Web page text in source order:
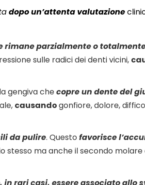
dopo un’attenta valutazione
rimane parzialmente o
sulle radici dei denti vicini,
gengivachecopre un dente del
causandogonfiore, dolore,
da pulire. Questofavorisce
stesso ma anche il secondo
in rari casi, essere associato allo